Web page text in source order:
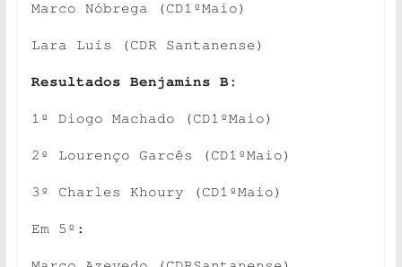
Marco Nóbrega (CD1ºMaio)
Lara Luís (CDR Santanense)
Resultados Benjamins B:
1º Diogo Machado (CD1ºMaio)
2º Lourenço Garcês (CD1ºMaio)
3º Charles Khoury (CD1ºMaio)
Em 5º: